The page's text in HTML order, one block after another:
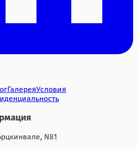
ГалереяУсловия
N81